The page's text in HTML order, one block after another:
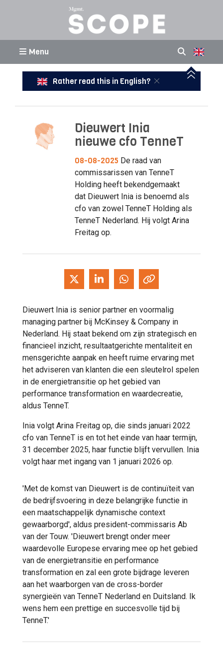
Menu
Rather read this in English?
Dieuwert Inia
nieuwe cfo TenneT
08-08-2025 De raad van
commissarissen van TenneT
Holding heeft bekendgemaakt
dat Dieuwert Inia is benoemd als
cfo van zowel TenneT Holding als
TenneT Nederland. Hij volgt Arina
Freitag op.
Dieuwert Inia is senior partner en voormalig
managing partner bij McKinsey & Company in
Nederland. Hij staat bekend om zijn strategisch en
financieel inzicht, resultaatgerichte mentaliteit en
mensgerichte aanpak en heeft ruime ervaring met
het adviseren van klanten die een sleutelrol spelen
in de energietransitie op het gebied van
performance transformation en waardecreatie,
aldus TenneT.
Inia volgt Arina Freitag op, die sinds januari 2022
cfo van TenneT is en tot het einde van haar termijn,
31 december 2025, haar functie blijft vervullen. Inia
volgt haar met ingang van 1 januari 2026 op.
'Met de komst van Dieuwert is de continuïteit van
de bedrijfsvoering in deze belangrijke functie in
een maatschappelijk dynamische context
gewaarborgd', aldus president-commissaris Ab
van der Touw. 'Dieuwert brengt onder meer
waardevolle Europese ervaring mee op het gebied
van de energietransitie en performance
transformation en zal een grote bijdrage leveren
aan het waarborgen van de cross-border
synergieën van TenneT Nederland en Duitsland. Ik
wens hem een prettige en succesvolle tijd bij
TenneT.'